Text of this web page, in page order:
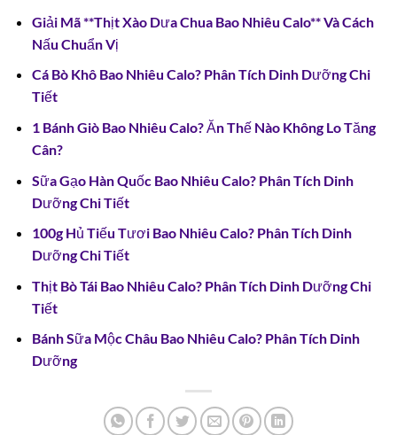
Giải Mã **Thịt Xào Dưa Chua Bao Nhiêu Calo** Và Cách
Nấu Chuẩn Vị
Cá Bò Khô Bao Nhiêu Calo? Phân Tích Dinh Dưỡng Chi
Tiết
1 Bánh Giò Bao Nhiêu Calo? Ăn Thế Nào Không Lo Tăng
Cân?
Sữa Gạo Hàn Quốc Bao Nhiêu Calo? Phân Tích Dinh
Dưỡng Chi Tiết
100g Hủ Tiếu Tươi Bao Nhiêu Calo? Phân Tích Dinh
Dưỡng Chi Tiết
Thịt Bò Tái Bao Nhiêu Calo? Phân Tích Dinh Dưỡng Chi
Tiết
Bánh Sữa Mộc Châu Bao Nhiêu Calo? Phân Tích Dinh
Dưỡng